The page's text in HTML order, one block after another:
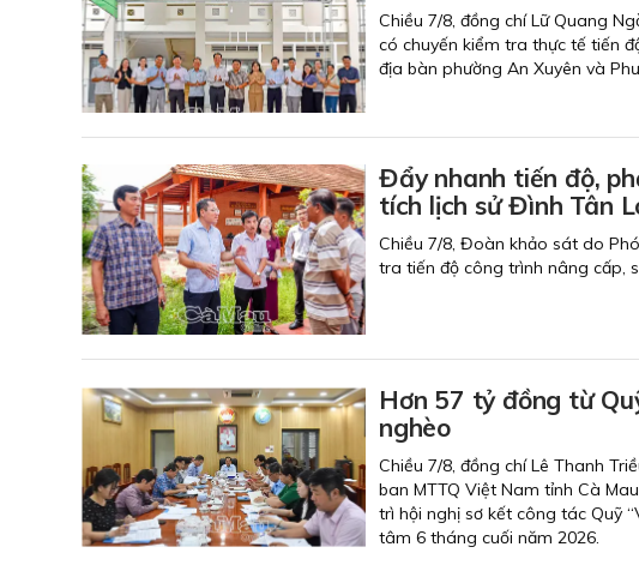
Chiều 7/8, đồng chí Lữ Quang
có chuyến kiểm tra thực tế tiến
địa bàn phường An Xuyên và
Đẩy nhanh tiến độ,
tích lịch sử
Chiều 7/8, Đoàn khảo sát do
tra tiến độ công trình nâng cấp,
Hơn 57 tỷ đồng từ
nghèo
Chiều 7/8, đồng chí Lê Thanh
ban MTTQ Việt Nam tỉnh Cà
trì hội nghị sơ kết công tác Quỹ
tâm 6 tháng cuối năm 2026.